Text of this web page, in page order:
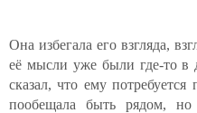
Она избегала его взгляда,
её мысли уже были где-то в
сказал, что ему
пообещала быть рядом, но